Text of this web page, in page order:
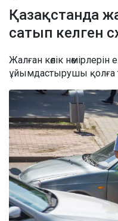
Қазақстанда
сатып келген
Жалған көлік
ұйымдастырушы қолға